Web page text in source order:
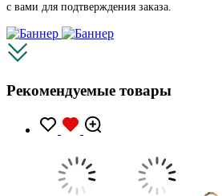
с вами для подтверждения заказа.
Рекомендуемые товары